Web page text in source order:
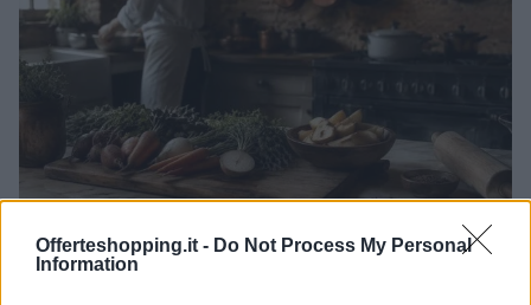
Offerteshopping.it - Do Not Process My Personal
Information
Come decidere tra riparazione e sostituzione di TV